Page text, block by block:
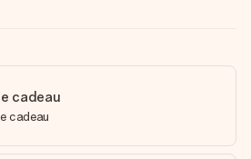
cadeau
cadeau